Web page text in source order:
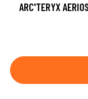
ARC'TERYX